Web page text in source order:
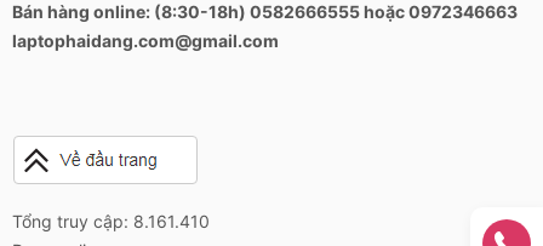
Bán hàng online: (8:30-18h) 0582666555 hoặc 0972346663
laptophaidang.com@gmail.com
Tổng truy cập: 8.161.410